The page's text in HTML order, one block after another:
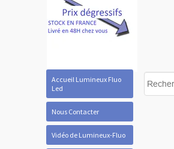
Accueil Lumineux Fluo
Led
Nous Contacter
Vidéo de Lumineux-Fluo